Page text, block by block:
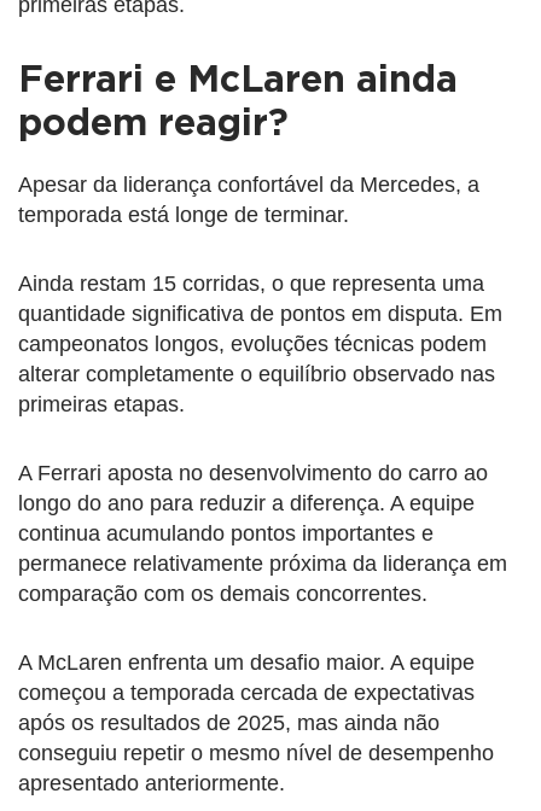
Ferrari e McLaren ainda
podem reagir?
Apesar da liderança confortável da Mercedes, a
temporada está longe de terminar.
Ainda restam 15 corridas, o que representa uma
quantidade significativa de pontos em disputa. Em
campeonatos longos, evoluções técnicas podem
alterar completamente o equilíbrio observado nas
primeiras etapas.
A Ferrari aposta no desenvolvimento do carro ao
longo do ano para reduzir a diferença. A equipe
continua acumulando pontos importantes e
permanece relativamente próxima da liderança em
comparação com os demais concorrentes.
A McLaren enfrenta um desafio maior. A equipe
começou a temporada cercada de expectativas
após os resultados de 2025, mas ainda não
conseguiu repetir o mesmo nível de desempenho
apresentado anteriormente.